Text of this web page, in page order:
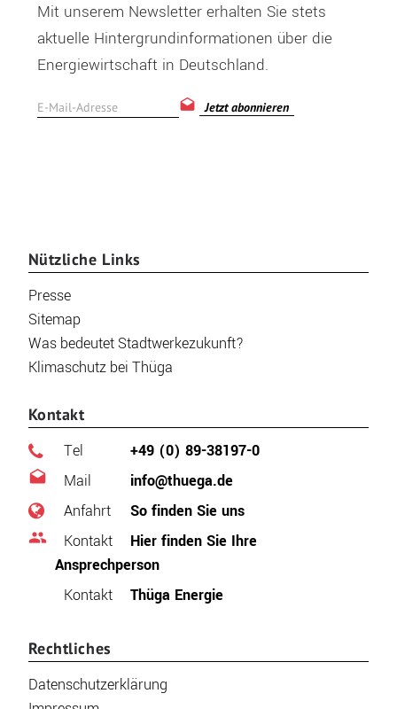
Mit unserem Newsletter erhalten Sie stets
aktuelle Hintergrundinformationen über die
Energiewirtschaft in Deutschland.
Jetzt abonnieren
Nützliche Links
Presse
Sitemap
Was bedeutet Stadtwerkezukunft?
Klimaschutz bei Thüga
Kontakt
Tel
+49 (0) 89-38197-0
Mail
info@thuega.de
Anfahrt
So finden Sie uns
Kontakt
Hier finden Sie Ihre
Ansprechperson
Kontakt
Thüga Energie
Rechtliches
Datenschutzerklärung